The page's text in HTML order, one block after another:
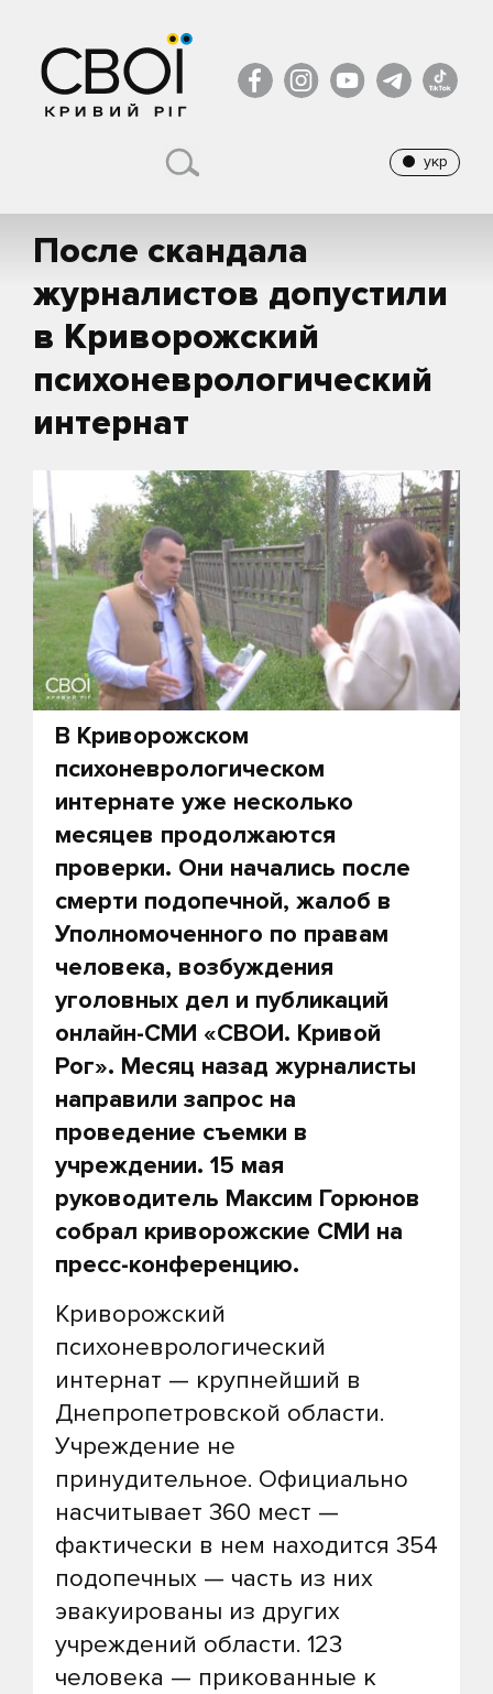
укр
После скандала
журналистов допустили
в Криворожский
психоневрологический
интернат
В Криворожском
психоневрологическом
интернате уже несколько
месяцев продолжаются
проверки. Они начались после
смерти подопечной, жалоб в
Уполномоченного по правам
человека, возбуждения
уголовных дел и публикаций
онлайн-СМИ «СВОИ. Кривой
Рог». Месяц назад журналисты
направили запрос на
проведение съемки в
учреждении. 15 мая
руководитель Максим Горюнов
собрал криворожские СМИ на
пресс-конференцию.
Криворожский
психоневрологический
интернат — крупнейший в
Днепропетровской области.
Учреждение не
принудительное. Официально
насчитывает 360 мест —
фактически в нем находится 354
подопечных — часть из них
эвакуированы из других
учреждений области. 123
человека — прикованные к